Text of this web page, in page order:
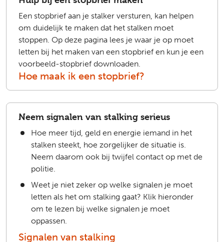
Een stopbrief aan je stalker versturen, kan helpen
om duidelijk te maken dat het stalken moet
stoppen. Op deze pagina lees je waar je op moet
letten bij het maken van een stopbrief en kun je een
voorbeeld-stopbrief downloaden.
Hoe maak ik een stopbrief?
Neem signalen van stalking serieus
Hoe meer tijd, geld en energie iemand in het
stalken steekt, hoe zorgelijker de situatie is.
Neem daarom ook bij twijfel contact op met de
politie.
Weet je niet zeker op welke signalen je moet
letten als het om stalking gaat? Klik hieronder
om te lezen bij welke signalen je moet
oppassen.
Signalen van stalking